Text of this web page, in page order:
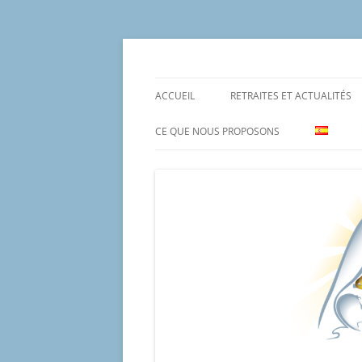
Aller
ACCUEIL RETRAITES ET ACTUALITÉS
CE QUE NOUS PROPOSONS